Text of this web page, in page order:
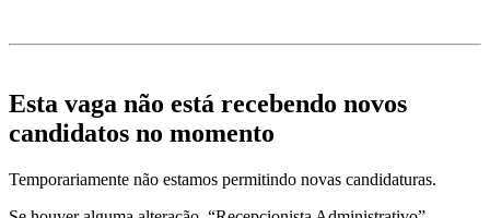
Esta vaga não está recebendo novos
candidatos no momento
Temporariamente não estamos permitindo novas candidaturas.